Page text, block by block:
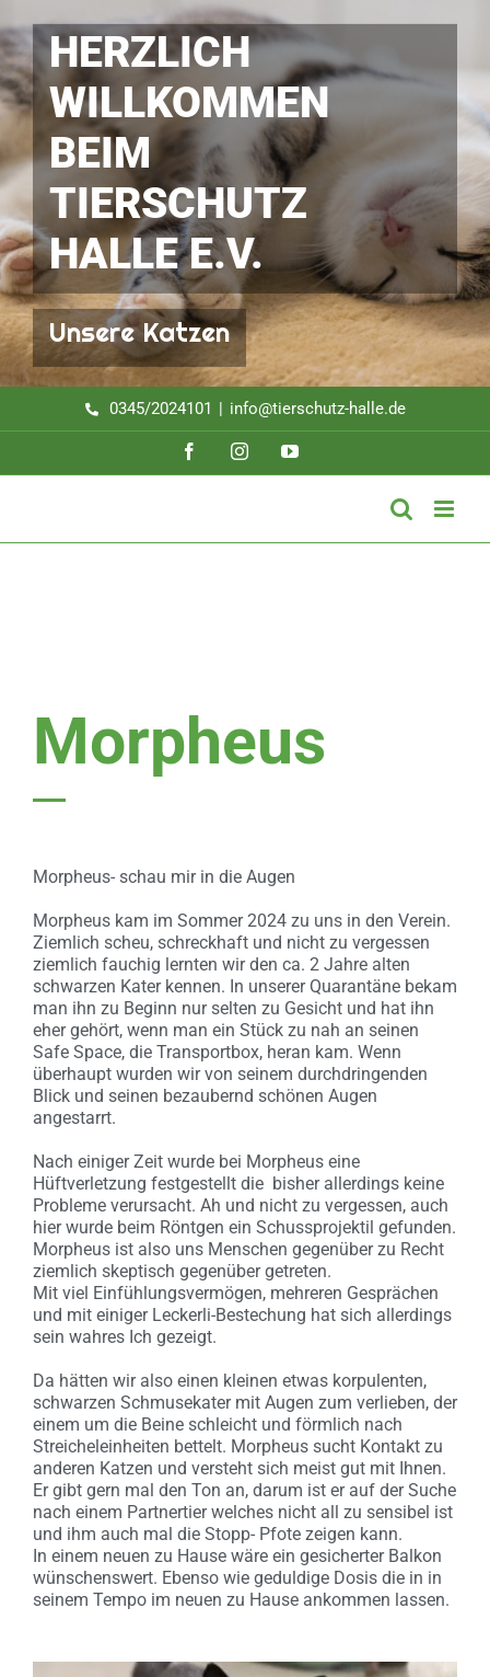
Inhalt
springenHERZLICH
WILLKOMMEN
BEIM
TIERSCHUTZ
HALLE E.V.
Unsere Katzen
0345/2024101 | info@tierschutz-halle.de
FacebookInstagramYouTube
Morpheus
Morpheus- schau mir in die Augen
Morpheus kam im Sommer 2024 zu uns in den Verein.
Ziemlich scheu, schreckhaft und nicht zu vergessen
ziemlich fauchig lernten wir den ca. 2 Jahre alten
schwarzen Kater kennen. In unserer Quarantäne bekam
man ihn zu Beginn nur selten zu Gesicht und hat ihn
eher gehört, wenn man ein Stück zu nah an seinen
Safe Space, die Transportbox, heran kam. Wenn
überhaupt wurden wir von seinem durchdringenden
Blick und seinen bezaubernd schönen Augen
angestarrt.
Nach einiger Zeit wurde bei Morpheus eine
Hüftverletzung festgestellt die bisher allerdings keine
Probleme verursacht. Ah und nicht zu vergessen, auch
hier wurde beim Röntgen ein Schussprojektil gefunden.
Morpheus ist also uns Menschen gegenüber zu Recht
ziemlich skeptisch gegenüber getreten.
Mit viel Einfühlungsvermögen, mehreren Gesprächen
und mit einiger Leckerli-Bestechung hat sich allerdings
sein wahres Ich gezeigt.
Da hätten wir also einen kleinen etwas korpulenten,
schwarzen Schmusekater mit Augen zum verlieben, der
einem um die Beine schleicht und förmlich nach
Streicheleinheiten bettelt. Morpheus sucht Kontakt zu
anderen Katzen und versteht sich meist gut mit Ihnen.
Er gibt gern mal den Ton an, darum ist er auf der Suche
nach einem Partnertier welches nicht all zu sensibel ist
und ihm auch mal die Stopp- Pfote zeigen kann.
In einem neuen zu Hause wäre ein gesicherter Balkon
wünschenswert. Ebenso wie geduldige Dosis die in in
seinem Tempo im neuen zu Hause ankommen lassen.